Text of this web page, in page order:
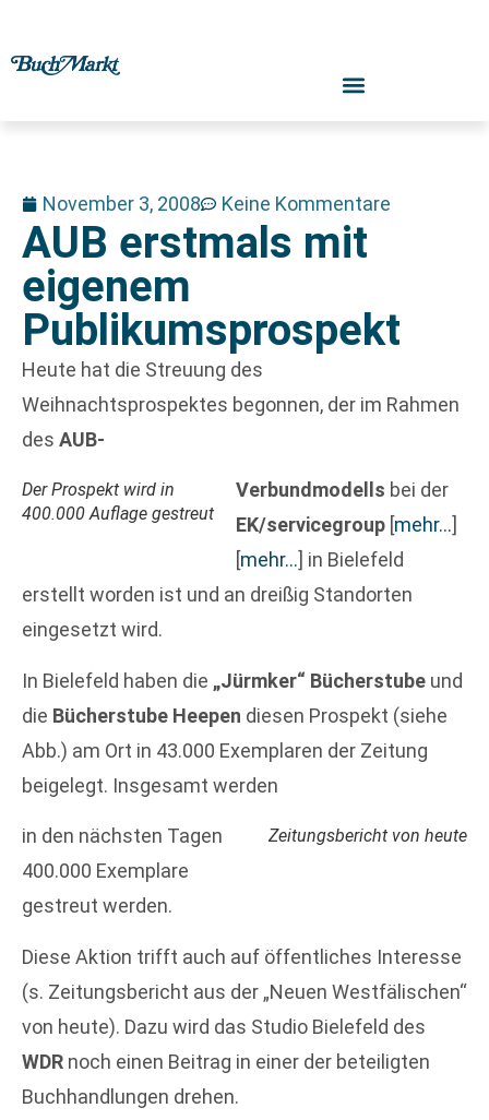
November 3, 2008 Keine Kommentare
AUB erstmals mit
eigenem
Publikumsprospekt
Heute hat die Streuung des
Weihnachtsprospektes begonnen, der im Rahmen
des AUB-
Der Prospekt wird in
400.000 Auflage gestreut
Verbundmodells bei der
EK/servicegroup [mehr…]
[mehr…] in Bielefeld
erstellt worden ist und an dreißig Standorten
eingesetzt wird.
In Bielefeld haben die „Jürmker“ Bücherstube und
die Bücherstube Heepen diesen Prospekt (siehe
Abb.) am Ort in 43.000 Exemplaren der Zeitung
beigelegt. Insgesamt werden
Zeitungsbericht von heute
in den nächsten Tagen
400.000 Exemplare
gestreut werden.
Diese Aktion trifft auch auf öffentliches Interesse
(s. Zeitungsbericht aus der „Neuen Westfälischen“
von heute). Dazu wird das Studio Bielefeld des
WDR noch einen Beitrag in einer der beteiligten
Buchhandlungen drehen.